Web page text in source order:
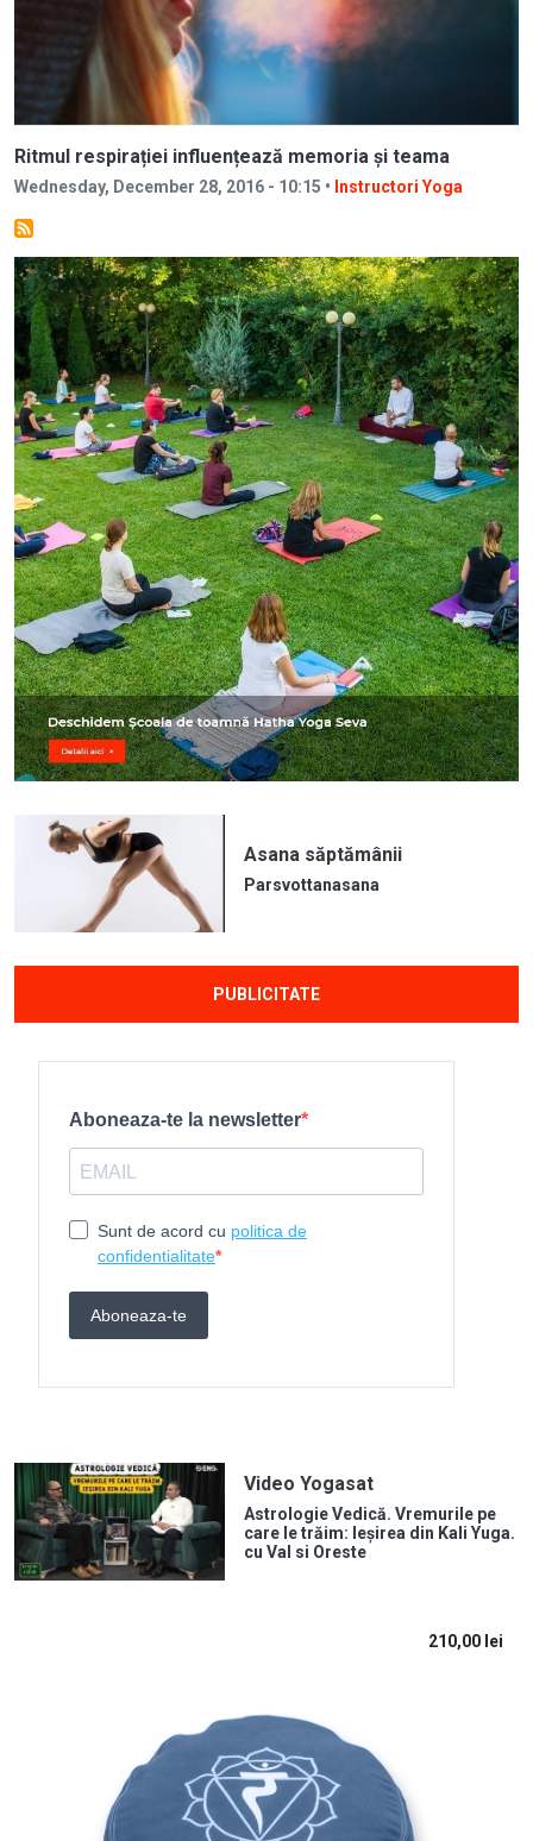
Ritmul respirației influențează memoria și teama
Wednesday, December 28, 2016 - 10:15 • Instructori Yoga
Image
Asana săptămânii
Parsvottanasana
PUBLICITATE
Video Yogasat
Astrologie Vedică. Vremurile pe
care le trăim: Ieșirea din Kali Yuga.
cu Val si Oreste
210,00 lei